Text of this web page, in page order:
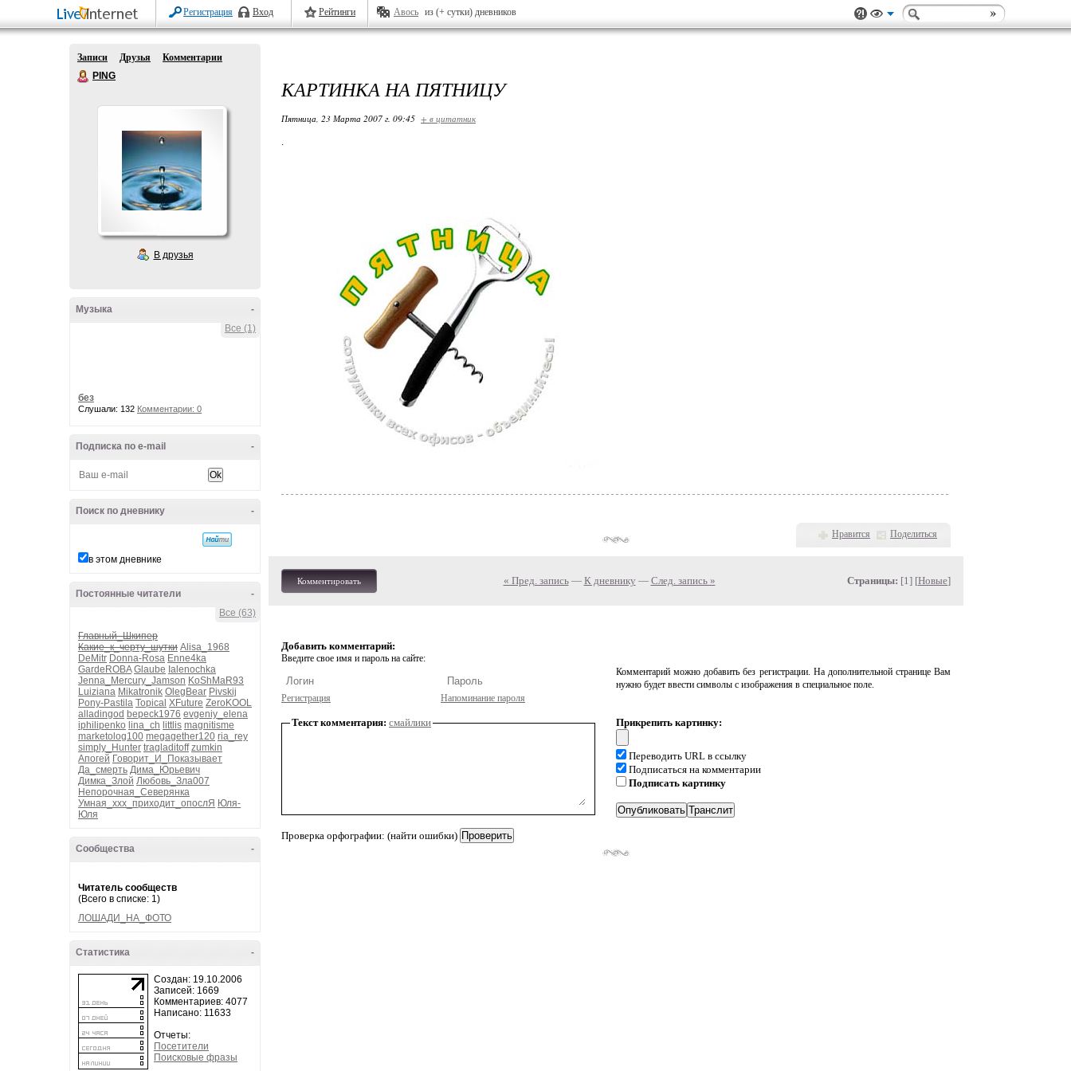
Регистрация Вход Рейтинги Авось из (+ сутки) дневников
Записи Друзья
Комментарии
PING
В друзья
-
Музыка
Все (1)
без
Слушали: 132 Комментарии: 0
-
Подписка по e-mail
-
Поиск по дневнику
в этом дневнике
-
Постоянные читатели
Все (63)
Главный_Шкипер
Какие_к_черту_шутки Alisa_1968
DeMitr Donna-Rosa Enne4ka
GardeROBA Glaube Ialenochka
Jenna_Mercury_Jamson KoShMaR93
Luiziana Mikatronik OlegBear Pivskij
Pony-Pastila Topical XFuture ZeroKOOL
alladingod bepeck1976 evgeniy_elena
iphilipenko lina_ch littlis magnitisme
marketolog100 megagether120 ria_rey
simply_Hunter tragladitoff zumkin
Апогей Говорит_И_Показывает
Да_смерть Дима_Юрьевич
Димка_Злой Любовь_Зла007
Непорочная_Северянка
Умная_ххх_приходит_опослЯ Юля-
Юля
-
Сообщества
Читатель сообществ
(Всего в списке: 1)
ЛОШАДИ_НА_ФОТО
-
Статистика
Создан: 19.10.2006
Записей: 1669
Комментариев: 4077
Написано: 11633
Отчеты:
Посетители
Поисковые фразы
КАРТИНКА НА ПЯТНИЦУ
Пятница, 23 Марта 2007 г. 09:45 + в цитатник
.
Нравится Поделиться
Комментировать « Пред. запись— К дневнику — След. запись » Страницы: [1] [Новые]
Добавить комментарий:
Введите свое имя и пароль на сайте:
Регистрация Напоминание пароля
Комментарий можно добавить без регистрации. На дополнительной странице Вам
нужно будет ввести символы с изображения в специальное поле.
Текст комментария: смайлики
Проверка орфографии: (найти ошибки)
Прикрепить картинку:
Переводить URL в ссылку
Подписаться на комментарии
Подписать картинку